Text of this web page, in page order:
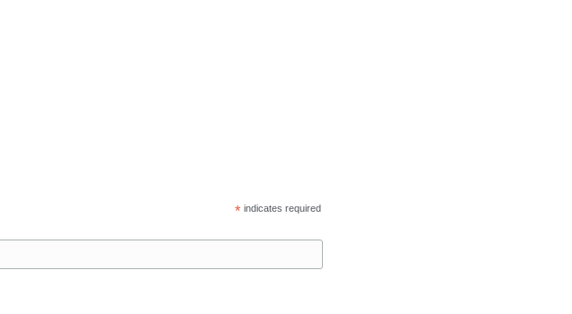
* indicates required